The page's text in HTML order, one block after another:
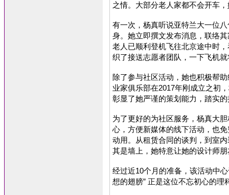
之情。大部分老人家都不会开车
有一次，杨真听说亚特兰大一位
身。她立即撰文发布消息，联络
老人已顺利登机飞往北京途中时
织了接送志愿者团队，一下飞机
除了参与社区活动，她也积极帮
业家俱乐部在2017年刚成立之初
彰显了她严谨的策划能力，踏实
为了更好的为社区服务，杨真大
心，方便新媒体的线下活动，也
动用。从租赁合同的谈判，到室
其是墙上，她特意让她的设计师
经过近10个月的准备，该活动中
想的翅膀” 正是这位不忘初心的理